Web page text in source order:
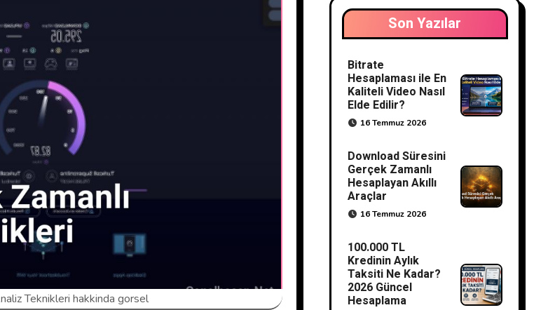
Teknikleri hakkinda gorsel
Son Yazılar
Bitrate
Hesaplaması ile En
Kaliteli Video Nasıl
Elde Edilir?
16 Temmuz 2026
Download Süresini
Gerçek Zamanlı
Hesaplayan Akıllı
Araçlar
16 Temmuz 2026
100.000 TL
Kredinin Aylık
Taksiti Ne Kadar?
2026 Güncel
Hesaplama